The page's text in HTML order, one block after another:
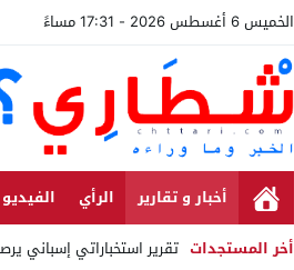
الخميس 6 أغسطس 2026 - 17:31 مساءً
أخبار و تقارير الرأي الفيديو
أخر المستجدات تقرير استخباراتي إسباني يرصد